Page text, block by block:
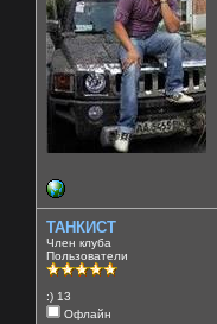
ТАНКИСТ
Член клуба
Пользователи
:) 13
Офлайн